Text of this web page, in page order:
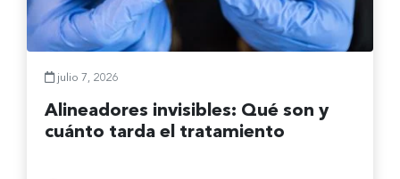
julio 7, 2026
Alineadores invisibles: Qué son y
cuánto tarda el tratamiento